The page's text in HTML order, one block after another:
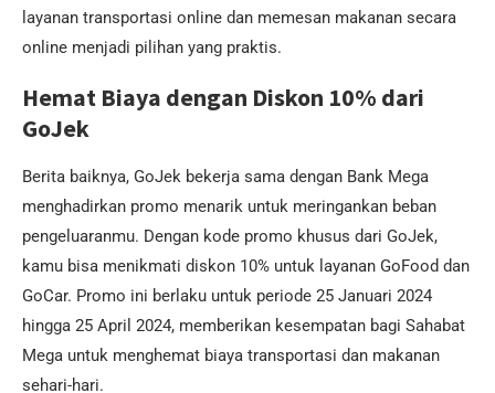
layanan transportasi online dan memesan makanan secara
online menjadi pilihan yang praktis.
Hemat Biaya dengan Diskon 10% dari
GoJek
Berita baiknya, GoJek bekerja sama dengan Bank Mega
menghadirkan promo menarik untuk meringankan beban
pengeluaranmu. Dengan kode promo khusus dari GoJek,
kamu bisa menikmati diskon 10% untuk layanan GoFood dan
GoCar. Promo ini berlaku untuk periode 25 Januari 2024
hingga 25 April 2024, memberikan kesempatan bagi Sahabat
Mega untuk menghemat biaya transportasi dan makanan
sehari-hari.